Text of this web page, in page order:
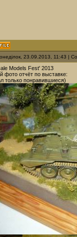
23.09.2013, 11:43 |
Models Fest' 2013
фото отчёт по выставке:
только понравившиеся)